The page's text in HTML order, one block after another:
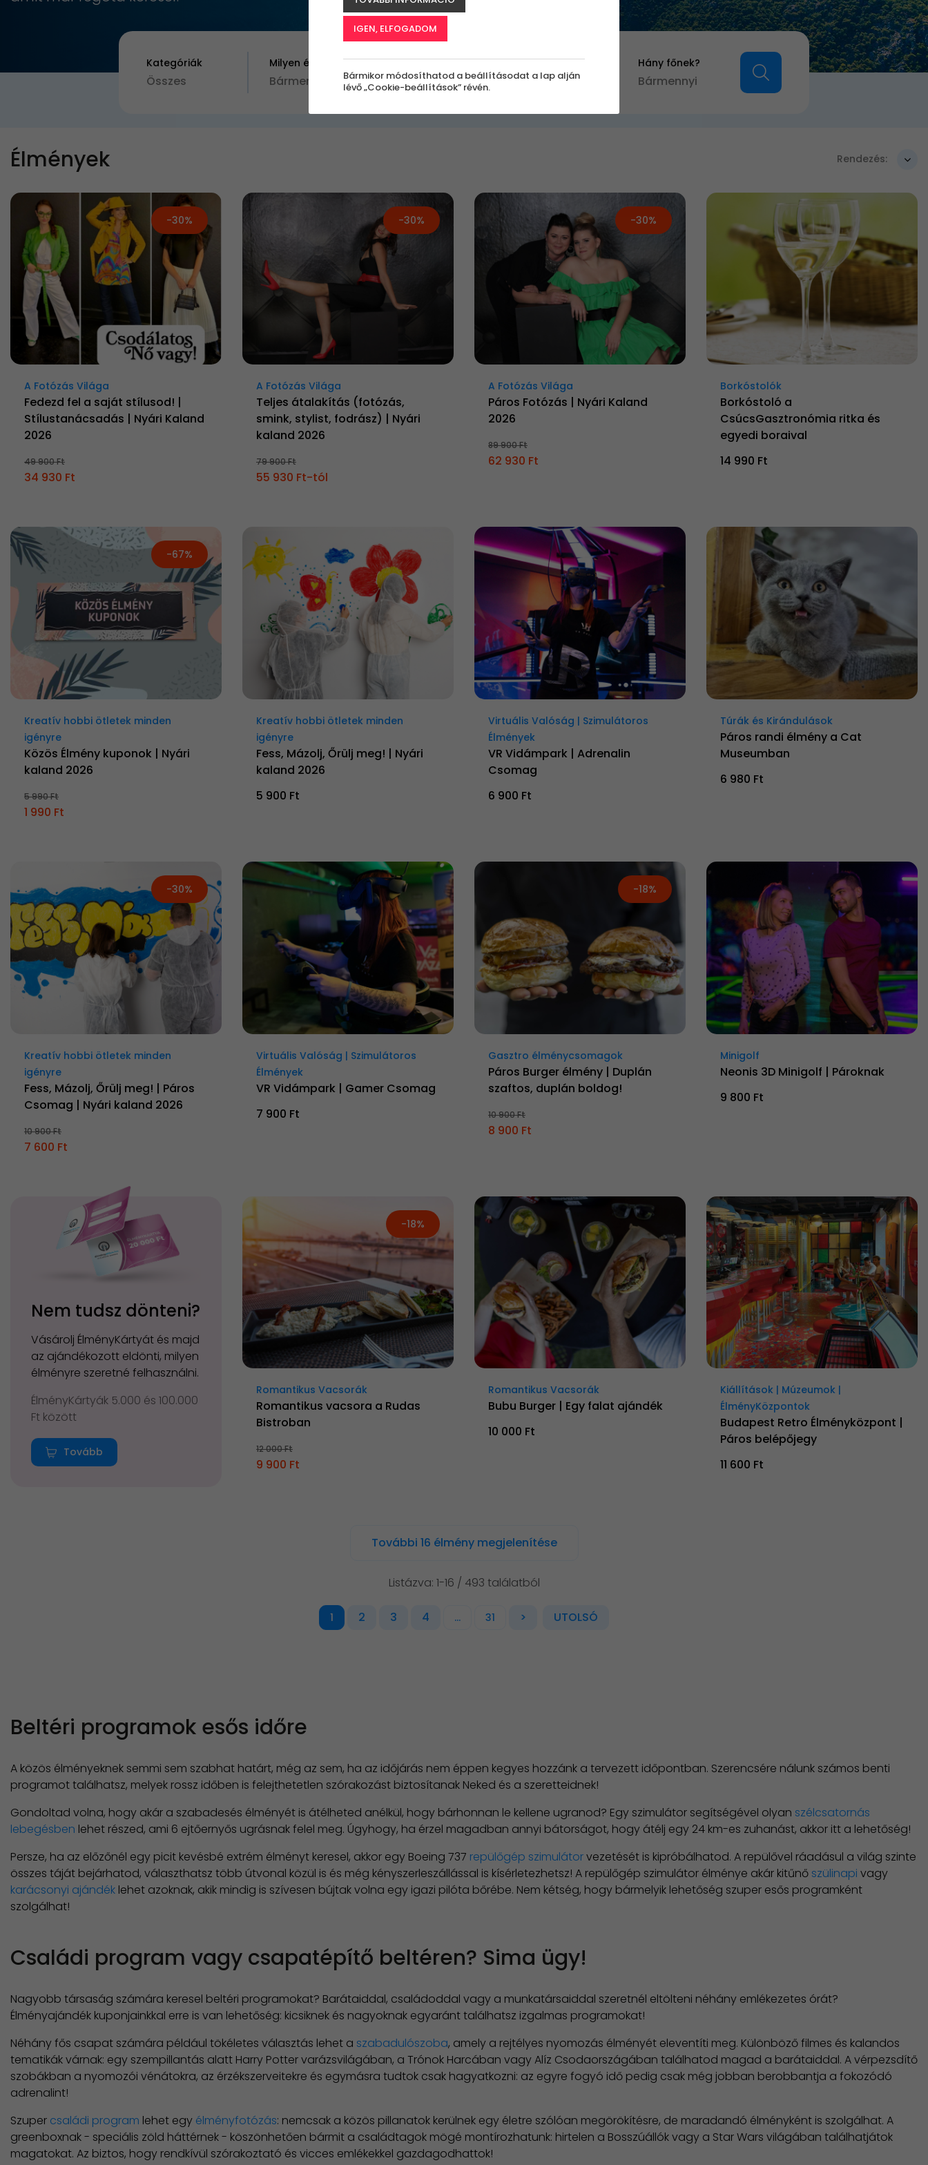
Kategóriák
Összes
Milyen értékben?
Bármennyi
Kinek szól az
élmény?
Bárkinek
Milyen alkalomra?
Beltéri Élmények
Hány főnek?
Bármennyi
Élmények Rendezés:
-30%
A Fotózás Világa
Fedezd fel a saját stílusod! |
Stílustanácsadás | Nyári Kaland
2026
49 900 Ft
34 930 Ft
-30%
A Fotózás Világa
Teljes átalakítás (fotózás,
smink, stylist, fodrász) | Nyári
kaland 2026
79 900 Ft
55 930 Ft-tól
-30%
A Fotózás Világa
Páros Fotózás | Nyári Kaland
2026
89 900 Ft
62 930 Ft
Borkóstolók
Borkóstoló a
CsúcsGasztronómia ritka és
egyedi boraival
14 990 Ft
-67%
Kreatív hobbi ötletek minden
igényre
Közös Élmény kuponok | Nyári
kaland 2026
5 990 Ft
1 990 Ft
Kreatív hobbi ötletek minden
igényre
Fess, Mázolj, Őrülj meg! | Nyári
kaland 2026
5 900 Ft
Virtuális Valóság | Szimulátoros
Élmények
VR Vidámpark | Adrenalin
Csomag
6 900 Ft
Túrák és Kirándulások
Páros randi élmény a Cat
Museumban
6 980 Ft
-30%
Kreatív hobbi ötletek minden
igényre
Fess, Mázolj, Őrülj meg! | Páros
Csomag | Nyári kaland 2026
10 900 Ft
7 600 Ft
Virtuális Valóság | Szimulátoros
Élmények
VR Vidámpark | Gamer Csomag
7 900 Ft
-18%
Gasztro élménycsomagok
Páros Burger élmény | Duplán
szaftos, duplán boldog!
10 900 Ft
8 900 Ft
Minigolf
Neonis 3D Minigolf | Pároknak
9 800 Ft
Nem tudsz dönteni?
Vásárolj ÉlményKártyát és majd
az ajándékozott eldönti, milyen
élményre szeretné felhasználni.
ÉlményKártyák 5.000 és 100.000
Ft között
Tovább
-18%
Romantikus Vacsorák
Romantikus vacsora a Rudas
Bistroban
12 000 Ft
9 900 Ft
Romantikus Vacsorák
Bubu Burger | Egy falat ajándék
10 000 Ft
Kiállítások | Múzeumok |
ÉlményKözpontok
Budapest Retro Élményközpont |
Páros belépőjegy
11 600 Ft
További 16 élmény megjelenítése
Listázva: 1-16 / 493 találatból
1 2 3 4 ... 31 > UTOLSÓ
Beltéri programok esős időre
A közös élményeknek semmi sem szabhat határt, még az sem, ha az időjárás nem éppen kegyes hozzánk a tervezett időpontban. Szerencsére nálunk számos benti
programot találhatsz, melyek rossz időben is felejthetetlen szórakozást biztosítanak Neked és a szeretteidnek!
Gondoltad volna, hogy akár a szabadesés élményét is átélheted anélkül, hogy bárhonnan le kellene ugranod? Egy szimulátor segítségével olyan szélcsatornás
lebegésben lehet részed, ami 6 ejtőernyős ugrásnak felel meg. Úgyhogy, ha érzel magadban annyi bátorságot, hogy átélj egy 24 km-es zuhanást, akkor itt a lehetőség!
Persze, ha az előzőnél egy picit kevésbé extrém élményt keresel, akkor egy Boeing 737 repülőgép szimulátorvezetését is kipróbálhatod. A repülővel ráadásul a világ szinte
összes táját bejárhatod, választhatsz több útvonal közül is és még kényszerleszállással is kísérletezhetsz! A repülőgép szimulátor élménye akár kitűnő szülinapi vagy
karácsonyi ajándék lehet azoknak, akik mindig is szívesen bújtak volna egy igazi pilóta bőrébe. Nem kétség, hogy bármelyik lehetőség szuper esős programként
szolgálhat!
Családi program vagy csapatépítő beltéren? Sima ügy!
Nagyobb társaság számára keresel beltéri programokat? Barátaiddal, családoddal vagy a munkatársaiddal szeretnél eltölteni néhány emlékezetes órát?
Élményajándék kuponjainkkal erre is van lehetőség: kicsiknek és nagyoknak egyaránt találhatsz izgalmas programokat!
Néhány fős csapat számára például tökéletes választás lehet a szabadulószoba, amely a rejtélyes nyomozás élményét eleventíti meg. Különböző filmes és kalandos
tematikák várnak: egy szempillantás alatt Harry Potter varázsvilágában, a Trónok Harcában vagy Alíz Csodaországában találhatod magad a barátaiddal. A vérpezsdítő
szobákban a nyomozói vénátokra, az érzékszerveitekre és egymásra tudtok csak hagyatkozni: az egyre fogyó idő pedig csak még jobban berobbantja a fokozódó
adrenalint!
Szuper családi program lehet egy élményfotózás: nemcsak a közös pillanatok kerülnek egy életre szólóan megörökítésre, de maradandó élményként is szolgálhat. A
greenboxnak - speciális zöld háttérnek - köszönhetően bármit a családtagok mögé montírozhatunk: hirtelen a Bosszúállók vagy a Star Wars világában találhatjátok
magatokat. Az biztos, hogy rendkívül szórakoztató és vicces emlékekkel gazdagodhattok!
IGEN, ELFOGADOM
Bármikor módosíthatod a beállításodat a lap alján
lévő „Cookie-beállítások” révén.